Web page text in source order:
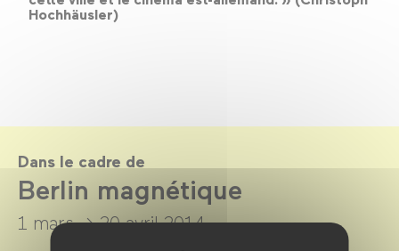
Hochhäusler)
Dans le cadre de
Berlin magnétique
1 mars → 20 avril 2014